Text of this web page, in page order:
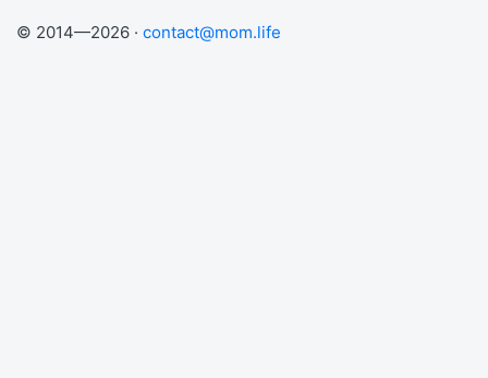
© 2014—2026 · contact@mom.life